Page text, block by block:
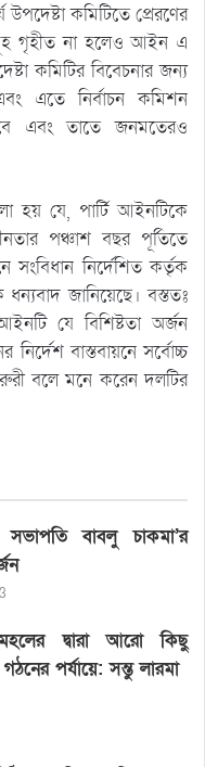
কমিটিতে প্রেরণের
গৃহীত না হলেও আইন এ
কমিটির বিবেচনার জন্য
এতে নির্বাচন কমিশন
এবং তাতে জনমতেরও
হয় যে, পার্টি আইনটিকে
পঞ্চাশ বছর পূর্তিতে
সংবিধান নির্দেশিত কর্তৃক
জানিয়েছে। বস্ততঃ
যে বিশিষ্টতা অর্জন
বাস্তবায়নে সর্বোচ্চ
বলে মনে করেন দলটির
সভাপতি বাবলু চাকমা’র
দ্বারা আরো কিছু
পর্যায়ে: সন্তু লারমা